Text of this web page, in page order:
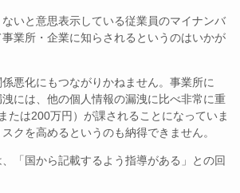
ないと意思表示している従業員のマイナンバ
業所・企業に知らされるというのはいかが
悪化にもつながりかねません。事業所に
洩には、他の個人情報の漏洩に比べ非常に重
たは200万円）が課されることになっていま
クを高めるというのも納得できません。
「国から記載するよう指導がある 」との回